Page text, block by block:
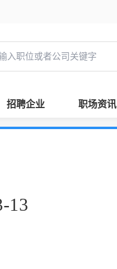
招聘企业 职场资讯
13